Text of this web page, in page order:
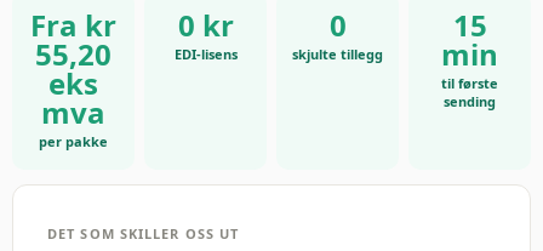
Fra kr
55,20
eks
mva
per pakke
0 kr
EDI-lisens
0
skjulte tillegg
15
min
til første
sending
DET SOM SKILLER OSS UT